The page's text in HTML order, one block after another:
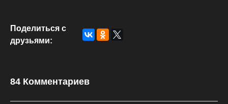
Поделиться с
друзьями:
84 Комментариев